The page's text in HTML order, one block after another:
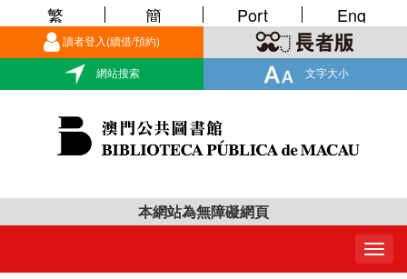
讀者登入(續借/預約)
網站搜索 文字大小
繁 簡 Port Eng
本網站為無障礙網頁